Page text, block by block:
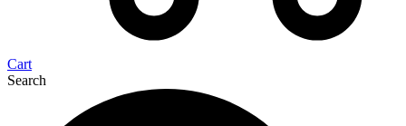
Cart
Search